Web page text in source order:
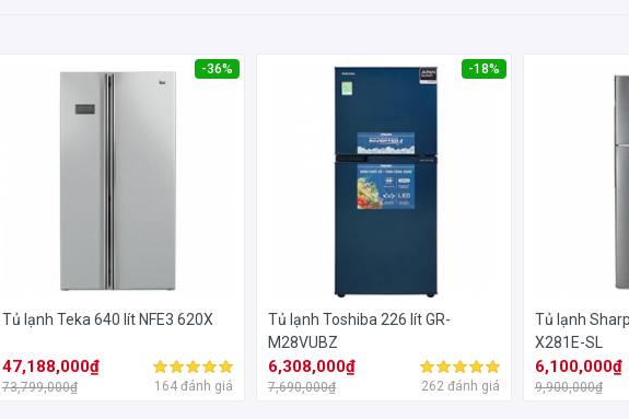
-36%
Tủ lạnh Teka 640 lít NFE3 620X
47,188,000₫
73,799,000₫ 164 đánh giá
-18%
Tủ lạnh Toshiba 226 lít GR-
M28VUBZ
6,308,000₫
7,690,000₫ 262 đánh giá
Tủ lạnh
X281E-SL
6,100,000₫
9,900,000₫